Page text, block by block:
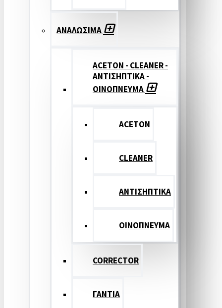
ΑΝΑΛΩΣΙΜΑ
ACETON - CLEANER -
ΑΝΤΙΣΗΠΤΙΚΑ -
ΟΙΝΟΠΝΕΥΜΑ
ACETON
CLEANER
ΑΝΤΙΣΗΠΤΙΚΑ
ΟΙΝΟΠΝΕΥΜΑ
CORRECTOR
ΓΑΝΤΙΑ